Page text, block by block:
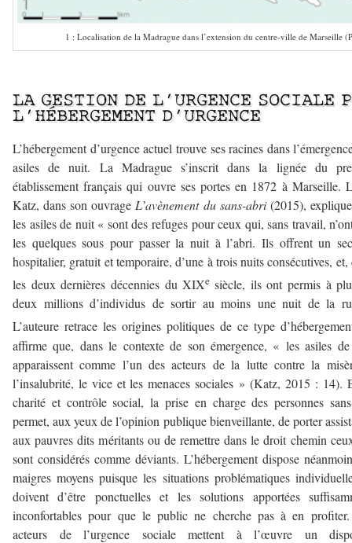
1 : Localisation de la Madrague dans l’extension du centre-ville de Marseille
LA GESTION DE L’URGENCE SOCIALE
L’HÉBERGEMENT D’URGENCE
L’hébergement d’urgence actuel trouve ses racines dans
asiles de nuit. La Madrague s’inscrit dans la lignée du
établissement français qui ouvre ses portes en 1872 à Marseille.
Katz, dans son ouvrage L’avènement du sans-abri(2015),
les asiles de nuit « sont des refuges pour ceux qui, sans travail,
les quelques sous pour passer la nuit à l’abri. Ils offrent un
hospitalier, gratuit et temporaire, d’une à trois nuits consécutives, et,
les deux dernières décennies du XIXe siècle, ils ont permis à
deux millions d’individus de sortir au moins une nuit de la
L’auteure retrace les origines politiques de ce type
affirme que, dans le contexte de son émergence, « les asiles
apparaissent comme l’un des acteurs de la lutte contre la
l’insalubrité, le vice et les menaces sociales » (Katz, 2015 : 14).
charité et contrôle social, la prise en charge des personnes
permet, aux yeux de l’opinion publique bienveillante, de porter
aux pauvres dits méritants ou de remettre dans le droit chemin
sont considérés comme déviants. L’hébergement dispose
maigres moyens puisque les situations problématiques
doivent d’être ponctuelles et les solutions apportées
inconfortables pour que le public ne cherche pas à en
acteurs de l’urgence sociale mettent à l’œuvre un